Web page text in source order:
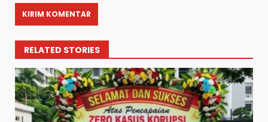
RELATED STORIES